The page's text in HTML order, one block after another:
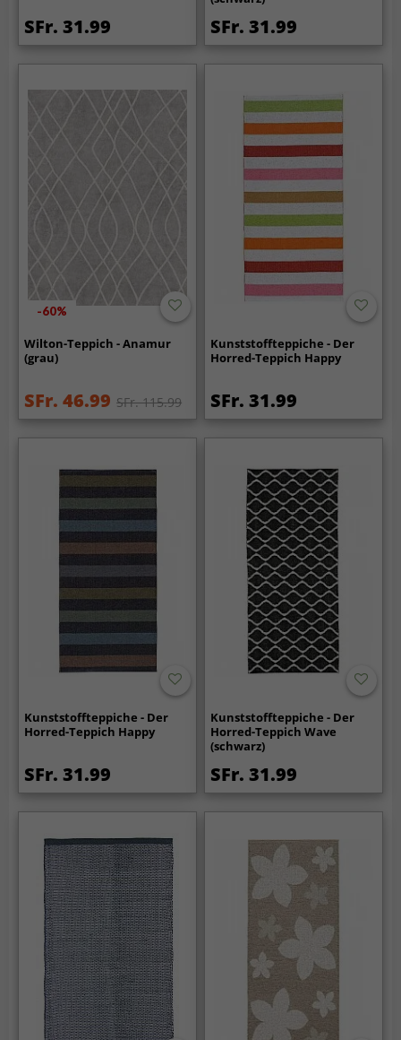
SFr. 31.99 SFr. 31.99
-60%
Wilton-Teppich - Anamur
(grau)
SFr. 46.99 SFr. 115.99
Kunststoffteppiche - Der
Horred-Teppich Happy
SFr. 31.99
Kunststoffteppiche - Der
Horred-Teppich Happy
SFr. 31.99
Kunststoffteppiche - Der
Horred-Teppich Wave
(schwarz)
SFr. 31.99